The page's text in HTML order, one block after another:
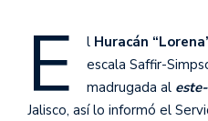
E l Huracán
escala Saffir-
madrugada al
Jalisco, así lo informó el